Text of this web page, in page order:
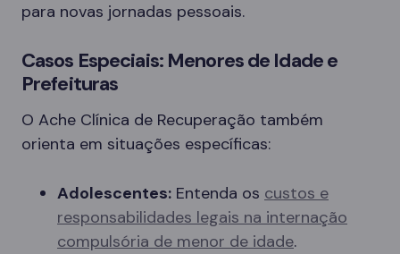
para novas jornadas pessoais.
Casos Especiais: Menores de Idade e
Prefeituras
O Ache Clínica de Recuperação também
orienta em situações específicas:
Adolescentes: Entenda os custos e
responsabilidades legais na internação
compulsória de menor de idade.